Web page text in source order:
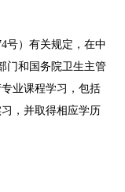
号）有关规定，在中
门和国务院卫生主管
业课程学习，包括
，并取得相应学历